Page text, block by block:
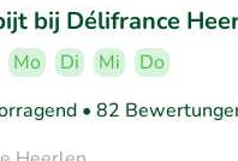
bij Délifrance
Mo Di Mi
Do
• 82